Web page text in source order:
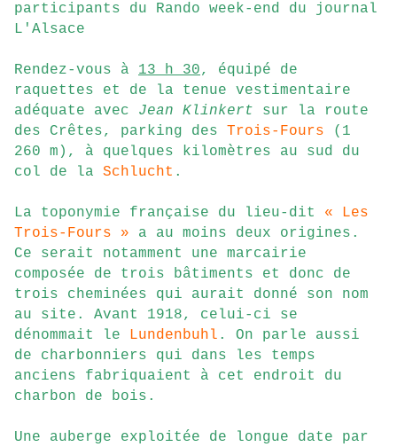
participants du Rando week-end du journal
L'Alsace
Rendez-vous à 13 h 30, équipé de
raquettes et de la tenue vestimentaire
adéquate avec Jean Klinkert sur la route
des Crêtes, parking des Trois-Fours (1
260 m), à quelques kilomètres au sud du
col de la Schlucht .
La toponymie française du lieu-dit « Les
Trois-Fours » a au moins deux origines.
Ce serait notamment une marcairie
composée de trois bâtiments et donc de
trois cheminées qui aurait donné son nom
au site. Avant 1918, celui-ci se
dénommait le Lundenbuhl . On parle aussi
de charbonniers qui dans les temps
anciens fabriquaient à cet endroit du
charbon de bois.
Une auberge exploitée de longue date par